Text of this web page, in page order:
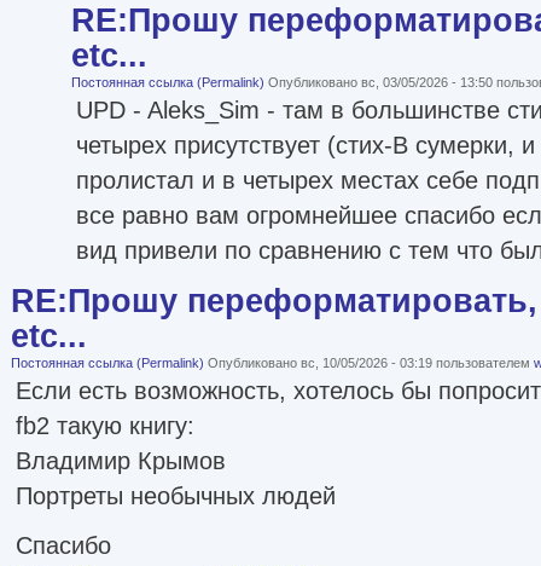
RE:Прошу
etc...
Постоянная ссылка (Permalink) Опубликовано вс, 03/05/2026 - 13:50
UPD - Aleks_Sim - там в большинстве
четырех присутствует (стих-В сумерки,
пролистал и в четырех местах себе
все равно вам огромнейшее спасибо
вид привели по сравнению с тем что
RE:Прошу переформатировать,
etc...
Постоянная ссылка (Permalink) Опубликовано вс, 10/05/2026 - 03:19 пользователем
Если есть возможность, хотелось бы
fb2 такую книгу:
Владимир Крымов
Портреты необычных людей
Спасибо